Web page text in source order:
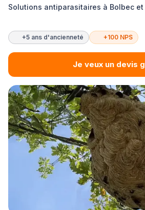
Solutions antiparasitaires à Bolbec
+5 ans d'ancienneté +100 NPS
Je veux un devis